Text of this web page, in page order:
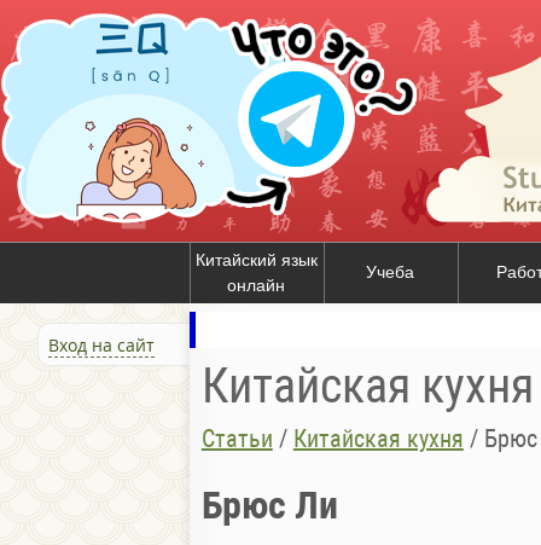
Китайский язык
онлайн
Учеба
Вход на сайт
Китайская кухня
Статьи / Китайская кухня /
Брюс Ли